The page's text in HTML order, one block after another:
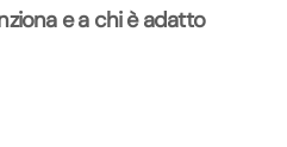
e a chi è adatto